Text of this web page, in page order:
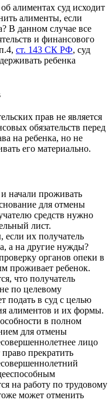
алиментах суд исходит
алименты, если
В данном случае все
и финансового
ст. 143 СК РФ, суд
ребенка
прав не является
обязательств перед
на ребенка, но не
его материально.
начали проживать
для отмены
средств нужно
лист.
их получатель
а на другие нужды?
органов опеки в
проживает ребенок.
что получатель
по целевому
подать в суд с целью
алиментов и их формы.
в полном
для отмены
лицо
прекратить
на работу по трудовому
может отменить